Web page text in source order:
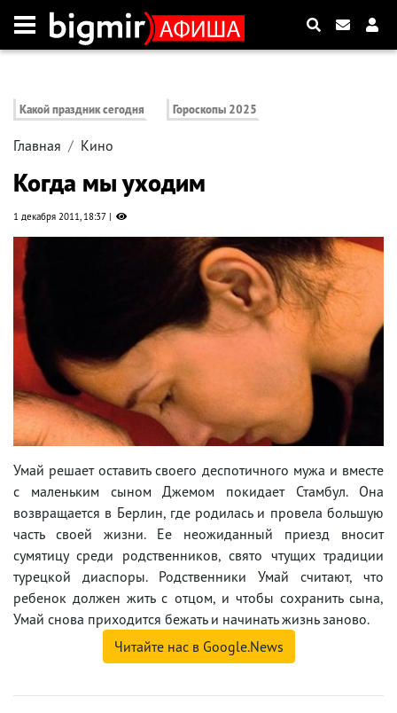
Какой праздник сегодня Гороскопы 2025
Главная Кино
Когда мы уходим
1 декабря 2011, 18:37
Умай решает оставить своего деспотичного мужа и вместе
с маленьким сыном Джемом покидает Стамбул. Она
возвращается в Берлин, где родилась и провела большую
часть своей жизни. Ее неожиданный приезд вносит
сумятицу среди родственников, свято чтущих традиции
турецкой диаспоры. Родственники Умай считают, что
ребенок должен жить с отцом, и чтобы сохранить сына,
Умай снова приходится бежать и начинать жизнь заново.
Читайте нас в Google.News